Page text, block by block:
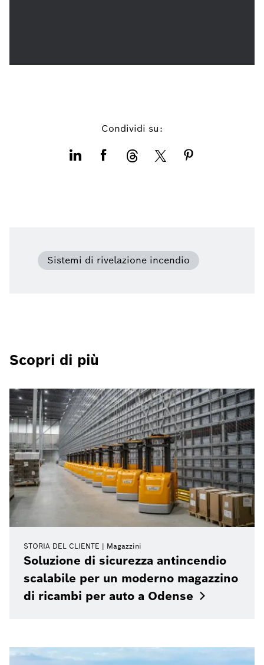
Condividi su:
Sistemi di rivelazione incendio
Scopri di più
STORIA DEL CLIENTE Magazzini
Soluzione di sicurezza antincendio
scalabile per un moderno magazzino
di ricambi per auto a Odense